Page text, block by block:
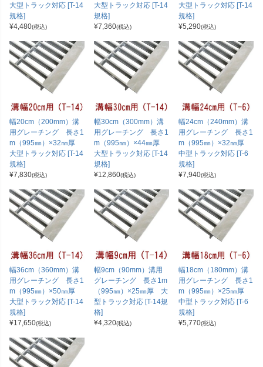
大型トラック対応 [T-14
規格]
¥4,480(税込)
大型トラック対応 [T-14
規格]
¥7,360(税込)
大型トラック対応 [T-14
規格]
¥5,290(税込)
幅20cm（200mm）溝
用グレーチング 長さ1
m（995㎜）×32㎜厚
大型トラック対応 [T-14
規格]
¥7,830(税込)
幅30cm（300mm）溝
用グレーチング 長さ1
m（995㎜）×44㎜厚
大型トラック対応 [T-14
規格]
¥12,860(税込)
幅24cm（240mm）溝
用グレーチング 長さ1
m（995㎜）×32㎜厚
中型トラック対応 [T-6
規格]
¥7,940(税込)
幅36cm（360mm）溝
用グレーチング 長さ1
m（995㎜）×50㎜厚
大型トラック対応 [T-14
規格]
¥17,650(税込)
幅9cm（90mm）溝用
グレーチング 長さ1m
（995㎜）×25㎜厚 大
型トラック対応 [T-14規
格]
¥4,320(税込)
幅18cm（180mm）溝
用グレーチング 長さ1
m（995㎜）×25㎜厚
中型トラック対応 [T-6
規格]
¥5,770(税込)